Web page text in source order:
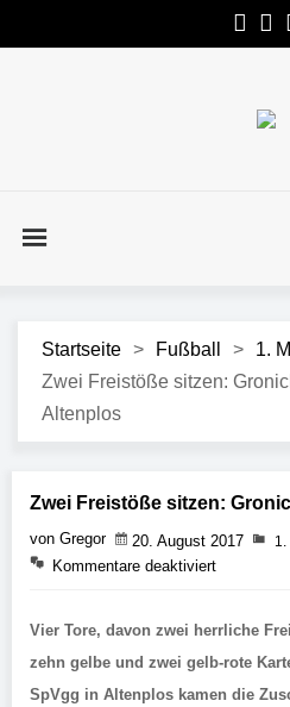
Startseite > Fußball > 1.
Zwei Freistöße sitzen:
Altenplos
Zwei Freistöße sitzen:
von Gregor 20. August 2017
Kommentare deaktiviert
Vier Tore, davon zwei herrliche
zehn gelbe und zwei gelb-rote
SpVgg in Altenplos kamen die